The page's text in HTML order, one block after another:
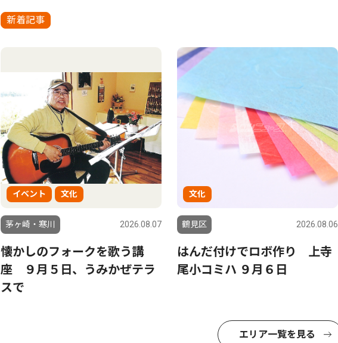
新着記事
イベント 文化
茅ヶ崎・寒川 2026.08.07
懐かしのフォークを歌う講
座 ９月５日、うみかぜテラ
スで
文化
鶴見区 2026.08.06
はんだ付けでロボ作り 上寺
尾小コミハ ９月６日
エリア一覧を見る